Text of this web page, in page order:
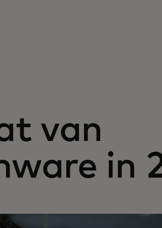
van
in